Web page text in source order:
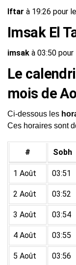
Iftar à 19:26 pour
Imsak El
imsak à 03:50
Le
mois de
Ci-dessous les
Ces horaires sont
# Sobh
1 Août 03:51
2 Août 03:52
3 Août 03:54
4 Août 03:55
5 Août 03:56